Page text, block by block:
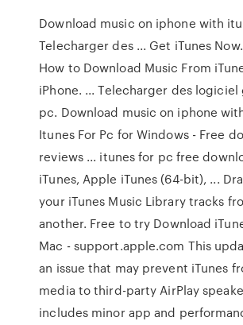
Download music on iphone with
Telecharger des ... Get iTunes
How to Download Music From
iPhone. ... Telecharger des
pc. Download music on iphone
Itunes For Pc for Windows - Free
reviews ... itunes for pc free
iTunes, Apple iTunes (64-bit), ...
your iTunes Music Library tracks
another. Free to try Download
Mac - support.apple.com This
an issue that may prevent iTunes
media to third-party AirPlay
includes minor app and